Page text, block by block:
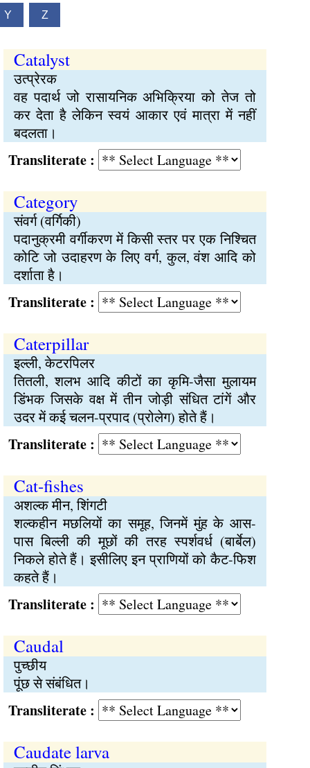
Y Z
Catalyst
उत्प्रेरक
वह पदार्थ जो रासायनिक अभिक्रिया को तेज तो
कर देता है लेकिन स्वयं आकार एवं मात्रा में नहीं
बदलता।
:
Category
संवर्ग (वर्गिकी)
पदानुक्रमी वर्गीकरण में किसी स्तर पर एक निश्चित
कोटि जो उदाहरण के लिए वर्ग, कुल, वंश आदि को
दर्शाता है।
:
Caterpillar
इल्ली, केटरपिलर
तितली, शलभ आदि कीटों का कृमि-जैसा मुलायम
डिंभक जिसके वक्ष में तीन जोड़ी संधित टांगें और
उदर में कई चलन-प्रपाद (प्रोलेग) होते हैं।
:
Cat-fishes
अशल्क मीन, शिंगटी
शल्कहीन मछलियों का समूह, जिनमें मुंह के आस-
पास बिल्ली की मूछों की तरह स्पर्शवर्ध (बार्बेल)
निकले होते हैं। इसीलिए इन प्राणियों को कैट-फिश
कहते हैं।
:
Caudal
पुच्छीय
पूंछ से संबंधित।
:
Caudate larva